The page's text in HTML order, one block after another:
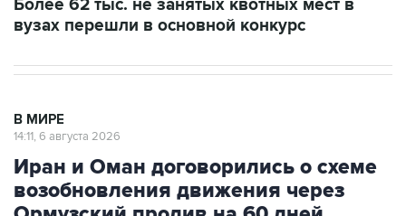
Иран и Оман договорились о схеме
возобновления движения через
Ормузский пролив на 60 дней